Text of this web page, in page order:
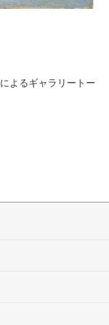
よるギャラリートー